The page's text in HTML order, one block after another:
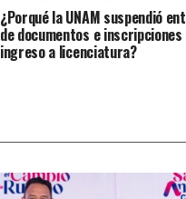
¿Porqué la UNAM suspendió
de documentos e inscripciones
ingreso a licenciatura?